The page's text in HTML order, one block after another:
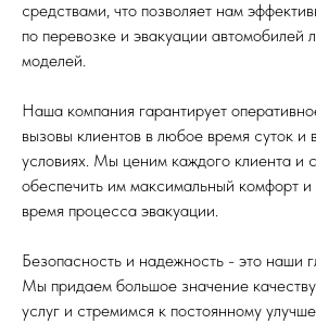
средствами, что позволяет нам
по перевозке и эвакуации автомобилей
моделей.
Наша компания гарантирует
вызовы клиентов в любое время суток и
условиях. Мы ценим каждого клиента и
обеспечить им максимальный комфорт и
время процесса эвакуации.
Безопасность и надежность - это наши
Мы придаем большое значение
услуг и стремимся к постоянному